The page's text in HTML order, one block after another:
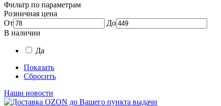
Фильтр по параметрам
Розничная цена
От
До
В наличии
Да
Показать
Сбросить
Наши новости